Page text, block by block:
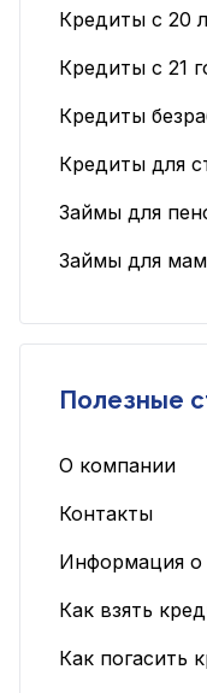
Кредиты с 20
Кредиты с 21
Кредиты
Кредиты для
Займы для
Займы для
Полезные
О компании
Контакты
Информация о
Как взять
Как погасить